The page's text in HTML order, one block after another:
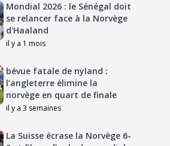
Mondial 2026 : le Sénégal doit
se relancer face à la Norvège
d'Haaland
il y a 1 mois
bévue fatale de nyland :
l’angleterre élimine la
norvège en quart de finale
il y a 3 semaines
La Suisse écrase la Norvège 6-